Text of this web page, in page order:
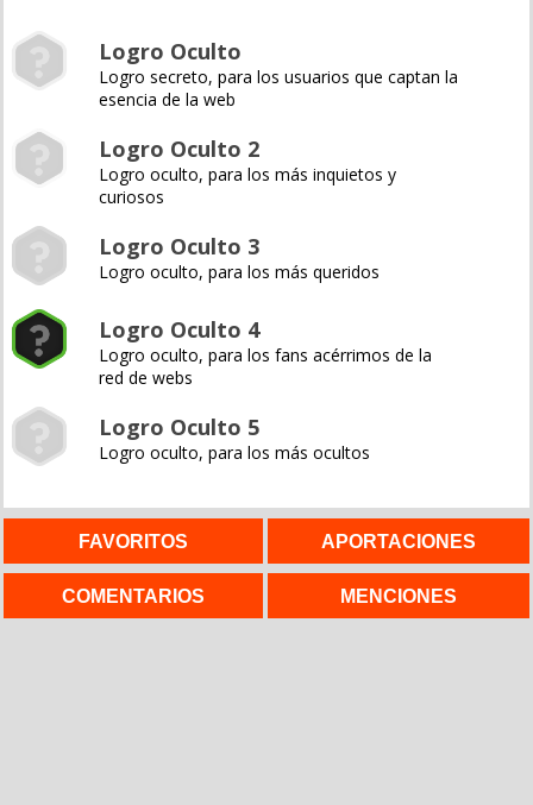
Logro Oculto
Logro secreto, para los usuarios que captan la
esencia de la web
Logro Oculto 2
Logro oculto, para los más inquietos y
curiosos
Logro Oculto 3
Logro oculto, para los más queridos
Logro Oculto 4
Logro oculto, para los fans acérrimos de la
red de webs
Logro Oculto 5
Logro oculto, para los más ocultos
FAVORITOS APORTACIONES
COMENTARIOS MENCIONES